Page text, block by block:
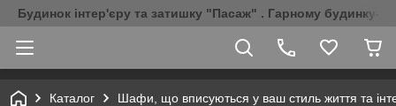
Будинок інтер'єру та затишку "Пасаж" . Гарному будинку-
Каталог Шафи, що вписуються у ваш стиль життя та